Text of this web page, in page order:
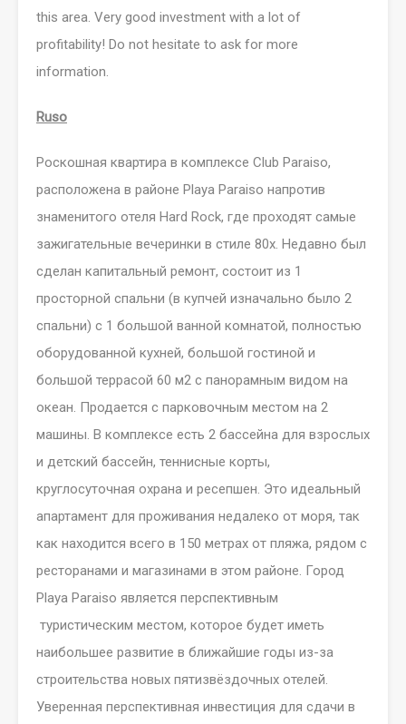
this area. Very good investment with a lot of
profitability! Do not hesitate to ask for more
information.
Ruso
Роскошная квартира в комплексе Club Paraiso,
расположена в районе Playa Paraiso напротив
знаменитого отеля Hard Rock, где проходят самые
зажигательные вечеринки в стиле 80х. Недавно был
сделан капитальный ремонт, состоит из 1
просторной спальни (в купчей изначально было 2
спальни) с 1 большой ванной комнатой, полностью
оборудованной кухней, большой гостиной и
большой террасой 60 м2 с панорамным видом на
океан. Продается с парковочным местом на 2
машины. В комплексе есть 2 бассейна для взрослых
и детский бассейн, теннисные корты,
круглосуточная охрана и ресепшен. Это идеальный
апартамент для проживания недалеко от моря, так
как находится всего в 150 метрах от пляжа, рядом с
ресторанами и магазинами в этом районе. Город
Playa Paraiso является перспективным
туристическим местом, которое будет иметь
наибольшее развитие в ближайшие годы из-за
строительства новых пятизвёздочных отелей.
Уверенная перспективная инвестиция для сдачи в